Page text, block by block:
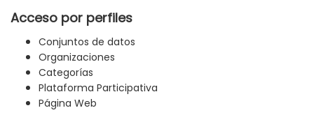
Acceso por perfiles
Conjuntos de datos
Organizaciones
Categorías
Plataforma Participativa
Página Web